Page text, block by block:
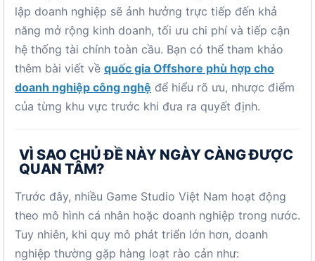
lập doanh nghiệp sẽ ảnh hưởng trực tiếp đến khả
năng mở rộng kinh doanh, tối ưu chi phí và tiếp cận
hệ thống tài chính toàn cầu. Bạn có thể tham khảo
thêm bài viết về quốc gia Offshore phù hợp cho
doanh nghiệp công nghệ để hiểu rõ ưu, nhược điểm
của từng khu vực trước khi đưa ra quyết định.
VÌ SAO CHỦ ĐỀ NÀY NGÀY CÀNG ĐƯỢC
QUAN TÂM?
Trước đây, nhiều Game Studio Việt Nam hoạt động
theo mô hình cá nhân hoặc doanh nghiệp trong nước.
Tuy nhiên, khi quy mô phát triển lớn hơn, doanh
nghiệp thường gặp hàng loạt rào cản như: